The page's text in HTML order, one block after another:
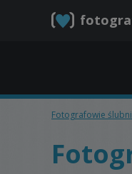
Fotografowie ślubni